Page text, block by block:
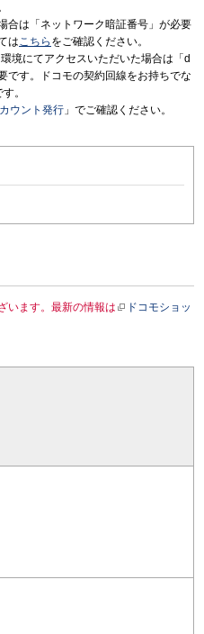
合は「ネットワーク暗証番号」が必要
はこちら をご確認ください。
境にてアクセスいただいた場合は「d
です。ドコモの契約回線をお持ちでな
。
ウント発行 」でご確認ください。
います。最新の情報は
ドコモショッ